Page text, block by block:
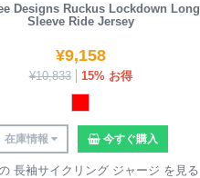
Designs Ruckus Lockdown Long
Sleeve Ride Jersey
¥9,158
¥10,833 15% お得
在庫情報 今すぐ購入
長袖サイクリング ジャージ を見る